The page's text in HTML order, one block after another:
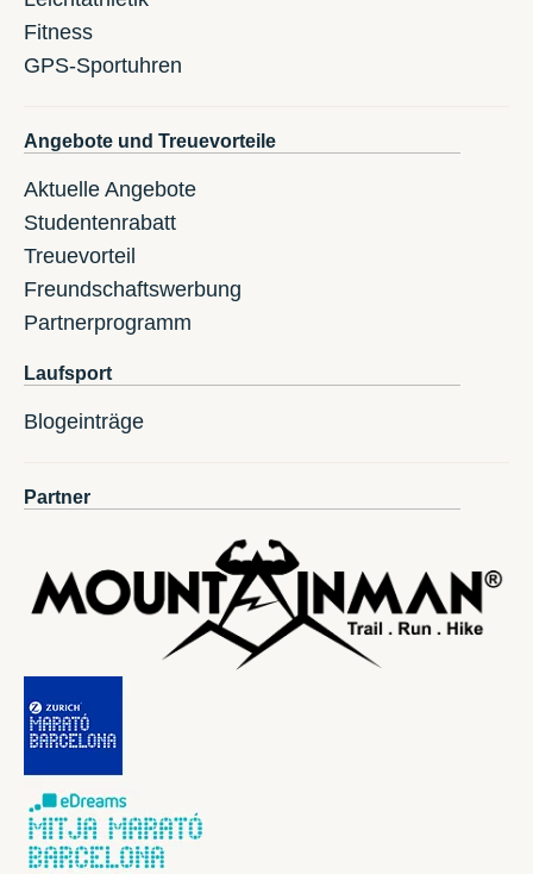
Fitness
GPS-Sportuhren
Angebote und Treuevorteile
Aktuelle Angebote
Studentenrabatt
Treuevorteil
Freundschaftswerbung
Partnerprogramm
Laufsport
Blogeinträge
Partner